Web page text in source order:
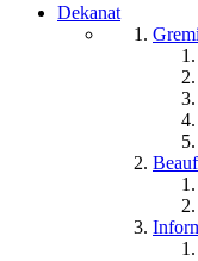
Dekanat